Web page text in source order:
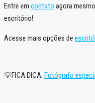
Entre em contato agora
escritório!
Acesse mais opções de
💡FICA DICA: Fotógrafo